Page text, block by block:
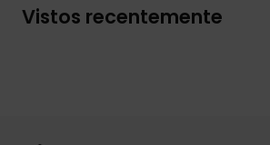
Vistos recentemente